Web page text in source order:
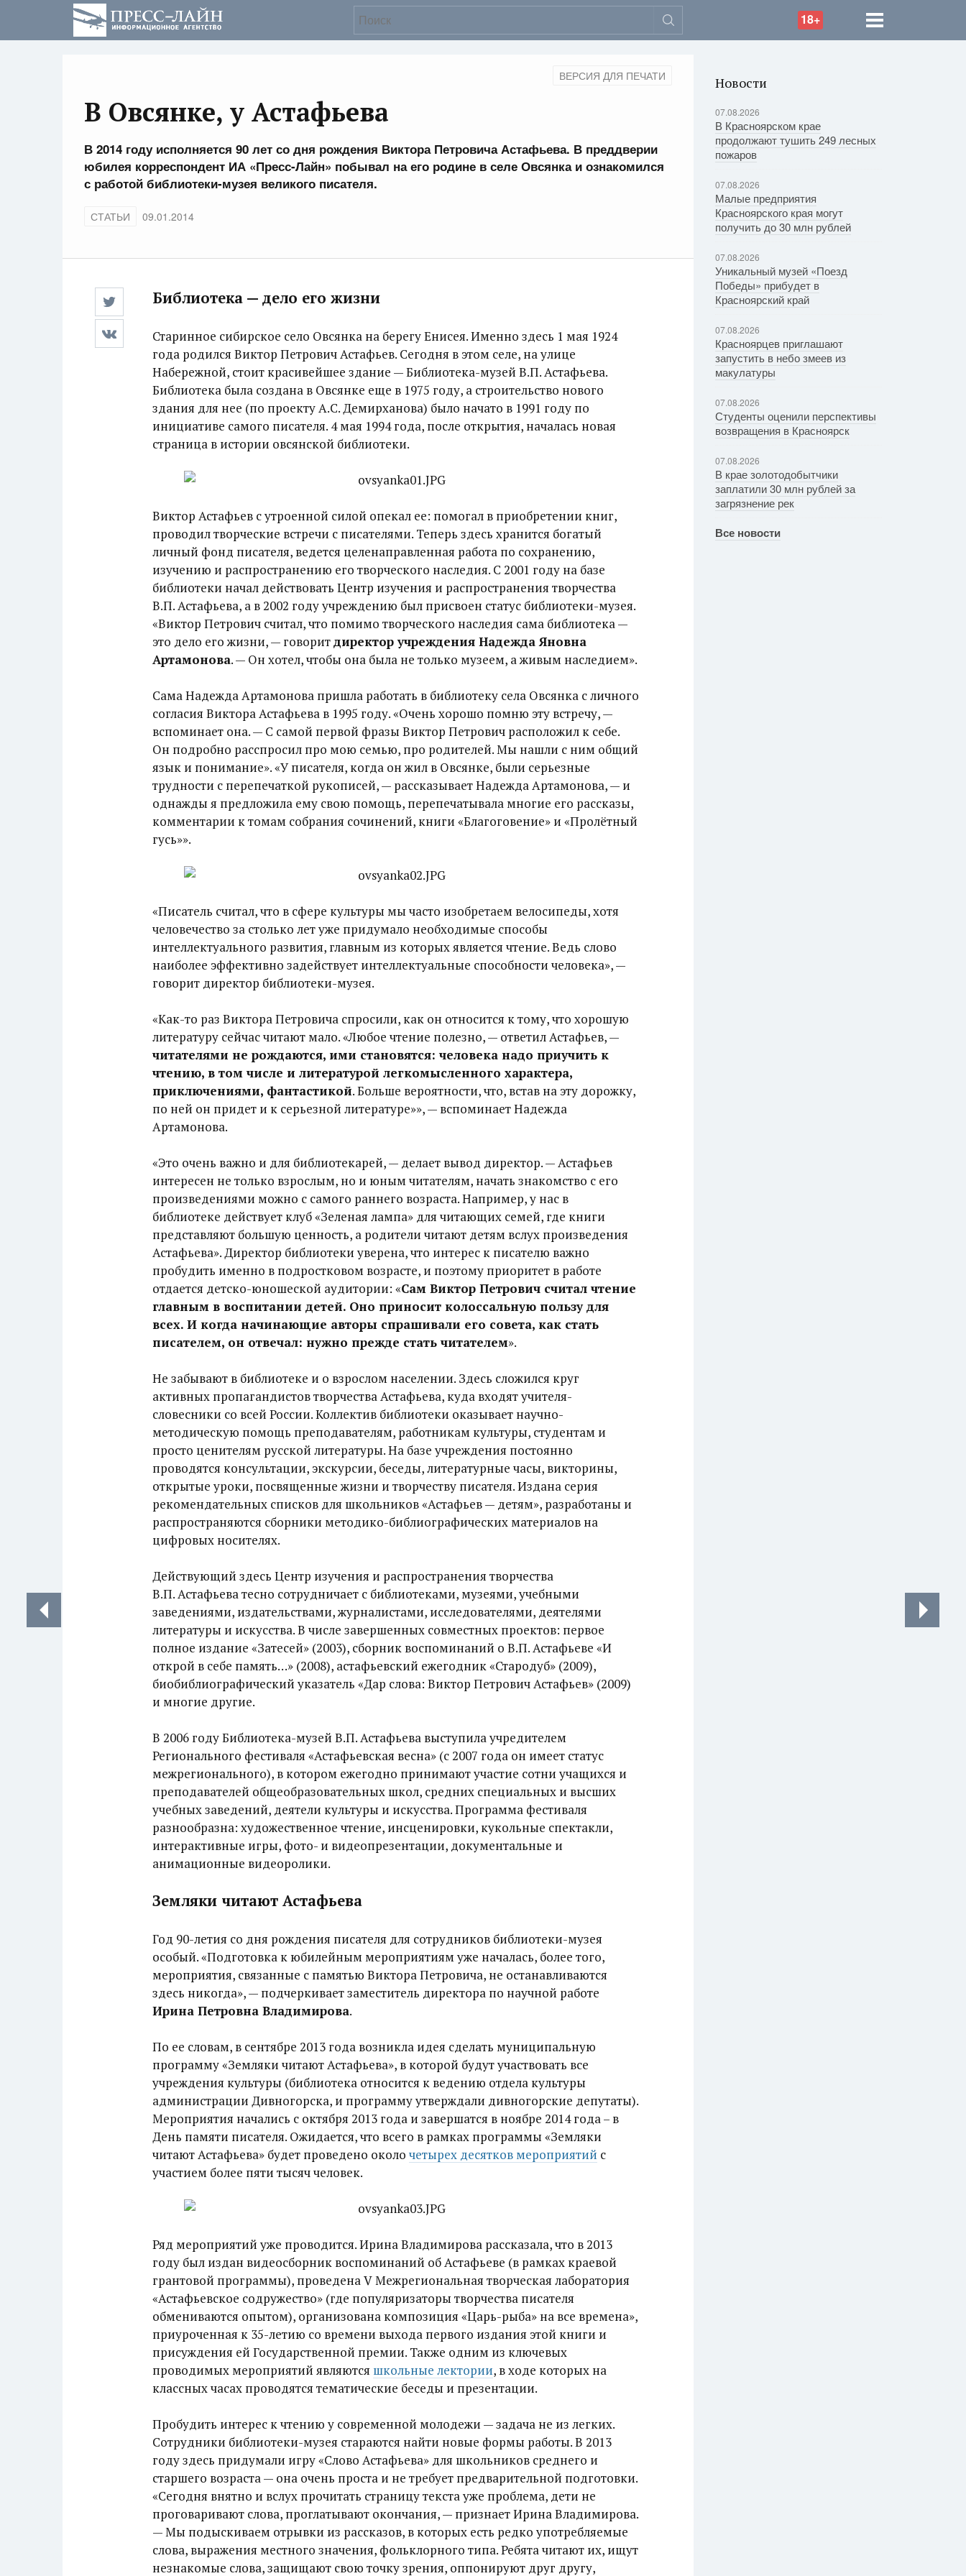
18+
ВЕРСИЯ ДЛЯ ПЕЧАТИ
В Овсянке, у Астафьева
В 2014 году исполняется 90 лет со дня рождения Виктора Петровича Астафьева. В преддверии
юбилея корреспондент ИА «Пресс-Лайн» побывал на его родине в селе Овсянка и ознакомился
с работой библиотеки-музея великого писателя.
СТАТЬИ 09.01.2014
Библиотека — дело его жизни
Старинное сибирское село Овсянка на берегу Енисея. Именно здесь 1 мая 1924
года родился Виктор Петрович Астафьев. Сегодня в этом селе, на улице
Набережной, стоит красивейшее здание — Библиотека-музей В.П. Астафьева.
Библиотека была создана в Овсянке еще в 1975 году, а строительство нового
здания для нее (по проекту А.С. Демирханова) было начато в 1991 году по
инициативе самого писателя. 4 мая 1994 года, после открытия, началась новая
страница в истории овсянской библиотеки.
Виктор Астафьев с утроенной силой опекал ее: помогал в приобретении книг,
проводил творческие встречи с писателями. Теперь здесь хранится богатый
личный фонд писателя, ведется целенаправленная работа по сохранению,
изучению и распространению его творческого наследия. С 2001 году на базе
библиотеки начал действовать Центр изучения и распространения творчества
В.П. Астафьева, а в 2002 году учреждению был присвоен статус библиотеки-музея.
«Виктор Петрович считал, что помимо творческого наследия сама библиотека —
это дело его жизни, — говоритдиректор учреждения Надежда Яновна
Артамонова. — Он хотел, чтобы она была не только музеем, а живым наследием».
Сама Надежда Артамонова пришла работать в библиотеку села Овсянка с личного
согласия Виктора Астафьева в 1995 году. «Очень хорошо помню эту встречу, —
вспоминает она. — С самой первой фразы Виктор Петрович расположил к себе.
Он подробно расспросил про мою семью, про родителей. Мы нашли с ним общий
язык и понимание». «У писателя, когда он жил в Овсянке, были серьезные
трудности с перепечаткой рукописей, — рассказывает Надежда Артамонова, — и
однажды я предложила ему свою помощь, перепечатывала многие его рассказы,
комментарии к томам собрания сочинений, книги «Благоговение» и «Пролётный
гусь»».
«Писатель считал, что в сфере культуры мы часто изобретаем велосипеды, хотя
человечество за столько лет уже придумало необходимые способы
интеллектуального развития, главным из которых является чтение. Ведь слово
наиболее эффективно задействует интеллектуальные способности человека», —
говорит директор библиотеки-музея.
«Как-то раз Виктора Петровича спросили, как он относится к тому, что хорошую
литературу сейчас читают мало. «Любое чтение полезно, — ответил Астафьев, —
читателями не рождаются, ими становятся: человека надо приучить к
чтению, в том числе и литературой легкомысленного характера,
приключениями, фантастикой. Больше вероятности, что, встав на эту дорожку,
по ней он придет и к серьезной литературе»», — вспоминает Надежда
Артамонова.
«Это очень важно и для библиотекарей, — делает вывод директор. — Астафьев
интересен не только взрослым, но и юным читателям, начать знакомство с его
произведениями можно с самого раннего возраста. Например, у нас в
библиотеке действует клуб «Зеленая лампа» для читающих семей, где книги
представляют большую ценность, а родители читают детям вслух произведения
Астафьева». Директор библиотеки уверена, что интерес к писателю важно
пробудить именно в подростковом возрасте, и поэтому приоритет в работе
отдается детско-юношеской аудитории: «Сам Виктор Петрович считал чтение
главным в воспитании детей. Оно приносит колоссальную пользу для
всех. И когда начинающие авторы спрашивали его совета, как стать
писателем, он отвечал: нужно прежде стать читателем».
Не забывают в библиотеке и о взрослом населении. Здесь сложился круг
активных пропагандистов творчества Астафьева, куда входят учителя-
словесники со всей России. Коллектив библиотеки оказывает научно-
методическую помощь преподавателям, работникам культуры, студентам и
просто ценителям русской литературы. На базе учреждения постоянно
проводятся консультации, экскурсии, беседы, литературные часы, викторины,
открытые уроки, посвященные жизни и творчеству писателя. Издана серия
рекомендательных списков для школьников «Астафьев — детям», разработаны и
распространяются сборники методико-библиографических материалов на
цифровых носителях.
Действующий здесь Центр изучения и распространения творчества
В.П. Астафьева тесно сотрудничает с библиотеками, музеями, учебными
заведениями, издательствами, журналистами, исследователями, деятелями
литературы и искусства. В числе завершенных совместных проектов: первое
полное издание «Затесей» (2003), сборник воспоминаний о В.П. Астафьеве «И
открой в себе память…» (2008), астафьевский ежегодник «Стародуб» (2009),
биобиблиографический указатель «Дар слова: Виктор Петрович Астафьев» (2009)
и многие другие.
В 2006 году Библиотека-музей В.П. Астафьева выступила учредителем
Регионального фестиваля «Астафьевская весна» (с 2007 года он имеет статус
межрегионального), в котором ежегодно принимают участие сотни учащихся и
преподавателей общеобразовательных школ, средних специальных и высших
учебных заведений, деятели культуры и искусства. Программа фестиваля
разнообразна: художественное чтение, инсценировки, кукольные спектакли,
интерактивные игры, фото- и видеопрезентации, документальные и
анимационные видеоролики.
Земляки читают Астафьева
Год 90-летия со дня рождения писателя для сотрудников библиотеки-музея
особый. «Подготовка к юбилейным мероприятиям уже началась, более того,
мероприятия, связанные с памятью Виктора Петровича, не останавливаются
здесь никогда», — подчеркивает заместитель директора по научной работе
Ирина Петровна Владимирова.
По ее словам, в сентябре 2013 года возникла идея сделать муниципальную
программу «Земляки читают Астафьева», в которой будут участвовать все
учреждения культуры (библиотека относится к ведению отдела культуры
администрации Дивногорска, и программу утверждали дивногорские депутаты).
Мероприятия начались с октября 2013 года и завершатся в ноябре 2014 года – в
День памяти писателя. Ожидается, что всего в рамках программы «Земляки
читают Астафьева» будет проведено около четырех десятков мероприятий с
участием более пяти тысяч человек.
Ряд мероприятий уже проводится. Ирина Владимирова рассказала, что в 2013
году был издан видеосборник воспоминаний об Астафьеве (в рамках краевой
грантовой программы), проведена V Межрегиональная творческая лаборатория
«Астафьевское содружество» (где популяризаторы творчества писателя
обмениваются опытом), организована композиция «Царь-рыба» на все времена»,
приуроченная к 35-летию со времени выхода первого издания этой книги и
присуждения ей Государственной премии. Также одним из ключевых
проводимых мероприятий являются школьные лектории, в ходе которых на
классных часах проводятся тематические беседы и презентации.
Пробудить интерес к чтению у современной молодежи — задача не из легких.
Сотрудники библиотеки-музея стараются найти новые формы работы. В 2013
году здесь придумали игру «Слово Астафьева» для школьников среднего и
старшего возраста — она очень проста и не требует предварительной подготовки.
«Сегодня внятно и вслух прочитать страницу текста уже проблема, дети не
проговаривают слова, проглатывают окончания, — признает Ирина Владимирова.
— Мы подыскиваем отрывки из рассказов, в которых есть редко употребляемые
слова, выражения местного значения, фольклорного типа. Ребята читают их, ищут
незнакомые слова, защищают свою точку зрения, оппонируют друг другу,
Новости
07.08.2026
В Красноярском крае
продолжают тушить 249 лесных
пожаров
07.08.2026
Малые предприятия
Красноярского края могут
получить до 30 млн рублей
07.08.2026
Уникальный музей «Поезд
Победы» прибудет в
Красноярский край
07.08.2026
Красноярцев приглашают
запустить в небо змеев из
макулатуры
07.08.2026
Студенты оценили перспективы
возвращения в Красноярск
07.08.2026
В крае золотодобытчики
заплатили 30 млн рублей за
загрязнение рек
Все новости